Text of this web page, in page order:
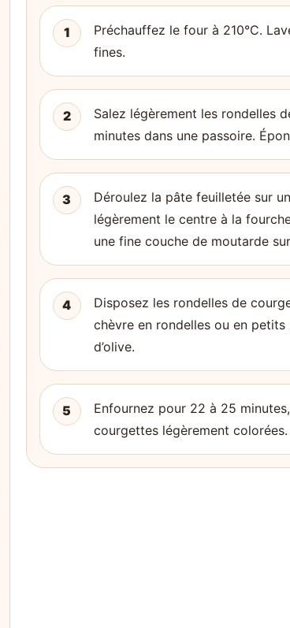
1
Préchauffez le four à 210°C.
fines.
2
Salez légèrement les rondelles
minutes dans une passoire.
3
Déroulez la pâte feuilletée sur
légèrement le centre à la
une fine couche de moutarde
4
Disposez les rondelles de
chèvre en rondelles ou en
d’olive.
5
Enfournez pour 22 à 25
courgettes légèrement